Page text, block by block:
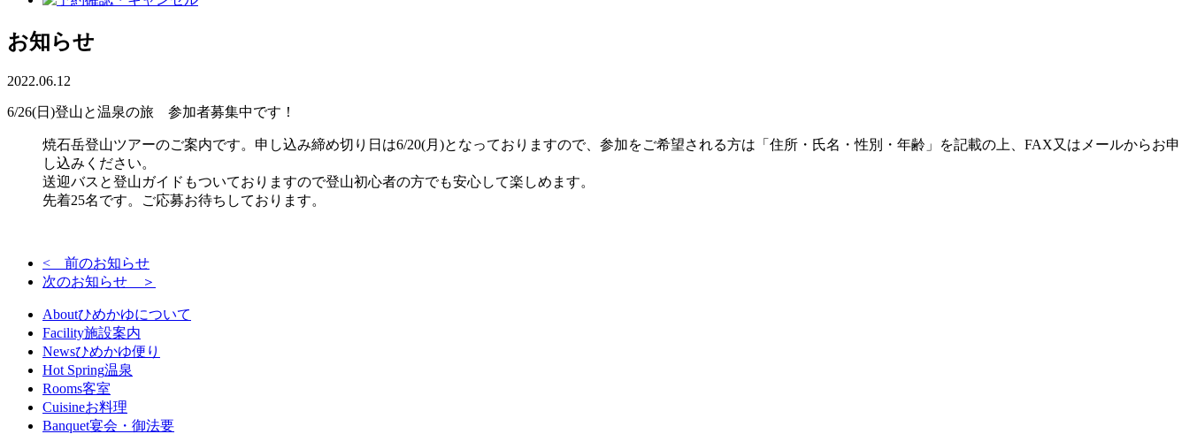
お知らせ
2022.06.12
6/26(日)登山と温泉の旅 参加者募集中です！
焼石岳登山ツアーのご案内です。申し込み締め切り日は6/20(月)となっておりますので、参加をご希望される方は「住所・氏名・性別・年齢」を記載の上、FAX又はメールからお申
し込みください。
送迎バスと登山ガイドもついておりますので登山初心者の方でも安心して楽しめます。
先着25名です。ご応募お待ちしております。
< 前のお知らせ
次のお知らせ ＞
Aboutひめかゆについて
Facility施設案内
Newsひめかゆ便り
Hot Spring温泉
Rooms客室
Cuisineお料理
Banquet宴会・御法要